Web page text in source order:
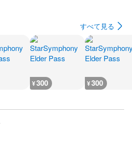
すべて見る
¥300 ¥300